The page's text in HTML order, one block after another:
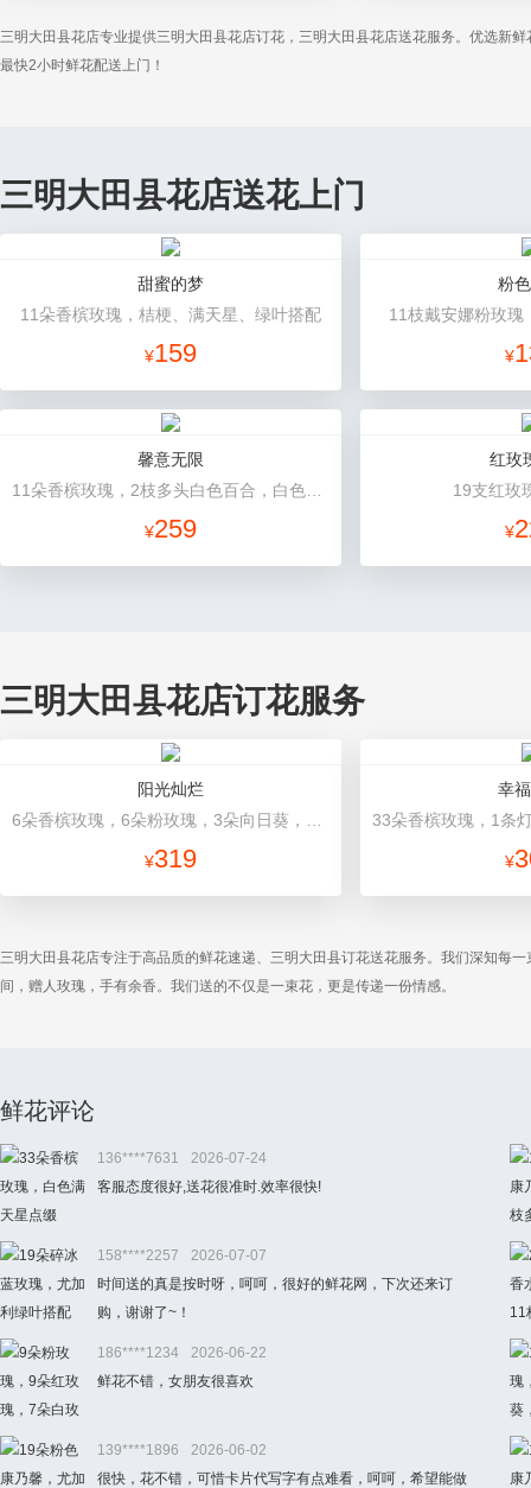
三明大田县花店专业提供三明大田县花店订花，三明大田县花店送花服务。优选新
最快2小时鲜花配送上门！
三明大田县花店送花上门
甜蜜的梦
11朵香槟玫瑰，桔梗、满天星、绿叶搭配
¥159
粉
11枝戴安娜粉玫瑰
¥
馨意无限
¥259
红玫
19支红玫
¥
三明大田县花店订花服务
阳光灿烂
¥319
幸
¥
三明大田县花店专注于高品质的鲜花速递、三明大田县订花送花服务。我们深知每
间，赠人玫瑰，手有余香。我们送的不仅是一束花，更是传递一份情感。
鲜花评论
136****7631
2026-07-24
客服态度很好,送花很准时.效率很快!
158****2257
2026-07-07
时间送的真是按时呀，呵呵，很好的鲜花网，下次还来订
购，谢谢了~！
186****1234
2026-06-22
鲜花不错，女朋友很喜欢
139****1896
2026-06-02
很快，花不错，可惜卡片代写字有点难看，呵呵，希望能做